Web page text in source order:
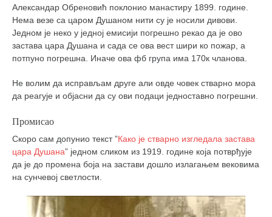
Александар Обреновић поклонио манастиру 1899. године.
Нема везе са царом Душаном нити су је носили дивови.
Једном је неко у једној емисији погрешно рекао да је ово
застава цара Душана и сада се ова вест шири ко пожар, а
потпуно погрешна. Иначе ова фб група има 170к чланова.
Не волим да исправљам друге али овде човек стварно мора
да реагује и објасни да су ови подаци једноставно погрешни.
Промисао
Скоро сам допунио текст ”Како је стварно изгледала застава
цара Душана” једном сликом из 1919. године која потврђује
да је до промена боја на застави дошло излагањем вековима
на сунчевој светлости.